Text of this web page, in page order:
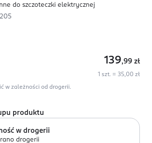
do szczoteczki elektrycznej
139,99 zł
1 szt. = 35,00 zł
w zależności od drogerii.
produktu
w drogerii
drogerii